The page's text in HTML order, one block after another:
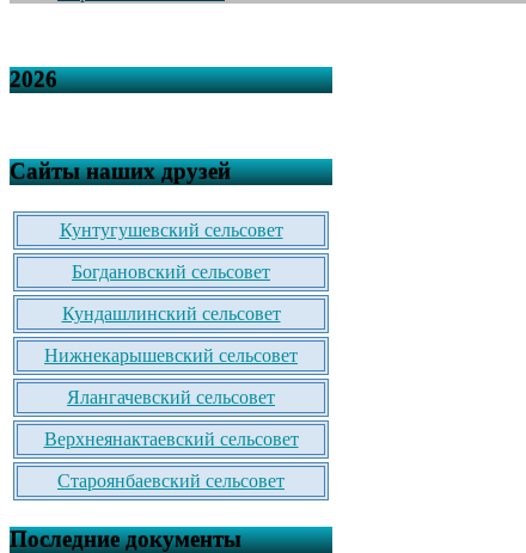
2026
Сайты наших друзей
Кунтугушевский сельсовет
Богдановский сельсовет
Кундашлинский сельсовет
Нижнекарышевский сельсовет
Ялангачевский сельсовет
Верхнеянактаевский сельсовет
Староянбаевский сельсовет
Последние документы